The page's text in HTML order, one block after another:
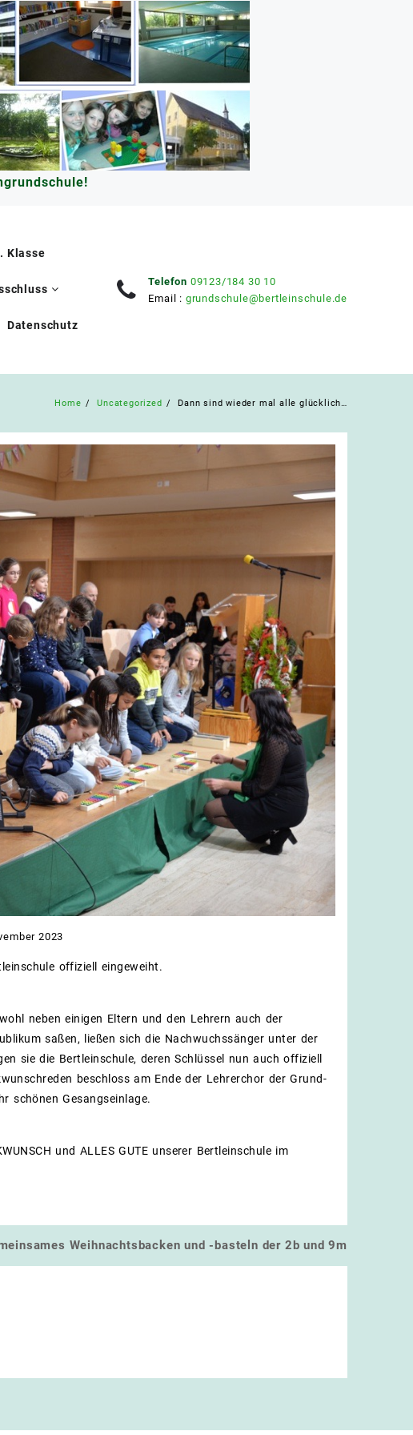
Klasse
Datenschutz
Telefon 09123/184 30 10
Email : grundschule@bertleinschule.de
Home Uncategorized Dann sind wieder mal alle glücklich…
2023
offiziell eingeweiht.
neben einigen Eltern und den Lehrern auch der
saßen, ließen sich die Nachwuchssänger unter der
sie die Bertleinschule, deren Schlüssel nun auch offiziell
beschloss am Ende der Lehrerchor der Grund-
schönen Gesangseinlage.
und ALLES GUTE unserer Bertleinschule im
Weihnachtsbacken und -basteln der 2b und 9m